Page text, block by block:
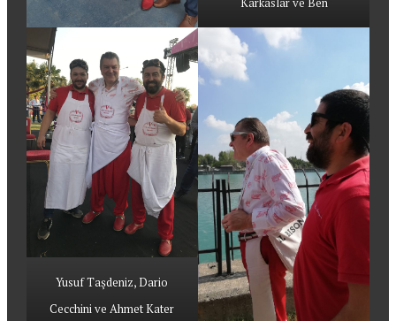
Yusuf Taşdeniz, Dario
Cecchini ve Ahmet Kater